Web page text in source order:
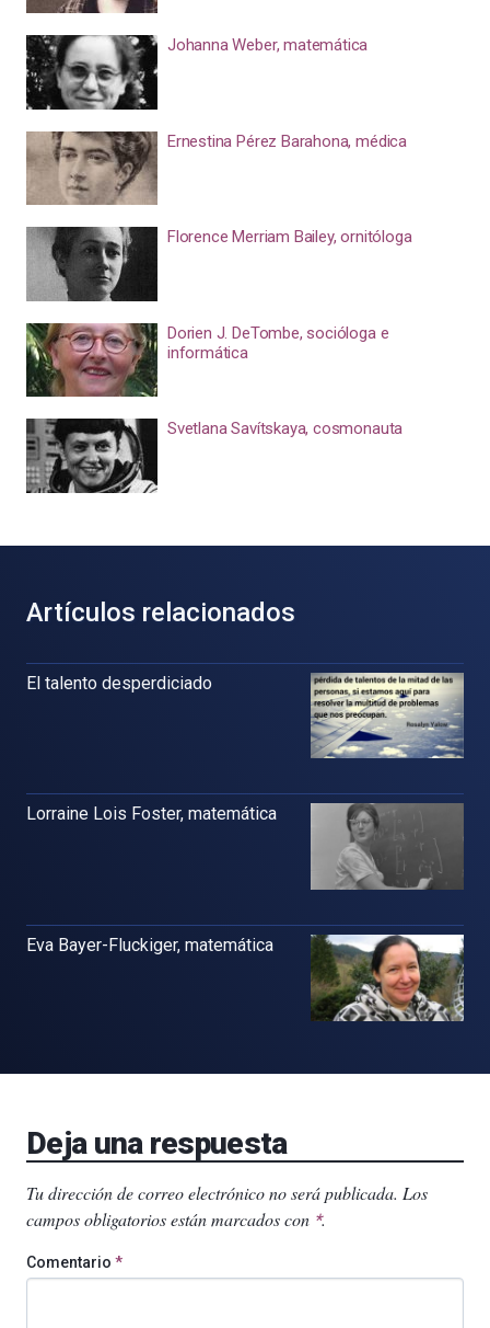
Johanna Weber, matemática
Ernestina Pérez Barahona, médica
Florence Merriam Bailey, ornitóloga
Dorien J. DeTombe, socióloga e
informática
Svetlana Savítskaya, cosmonauta
Artículos relacionados
El talento desperdiciado
Lorraine Lois Foster, matemática
Eva Bayer-Fluckiger, matemática
Deja una respuesta
Tu dirección de correo electrónico no será publicada. Los
campos obligatorios están marcados con *.
Comentario *